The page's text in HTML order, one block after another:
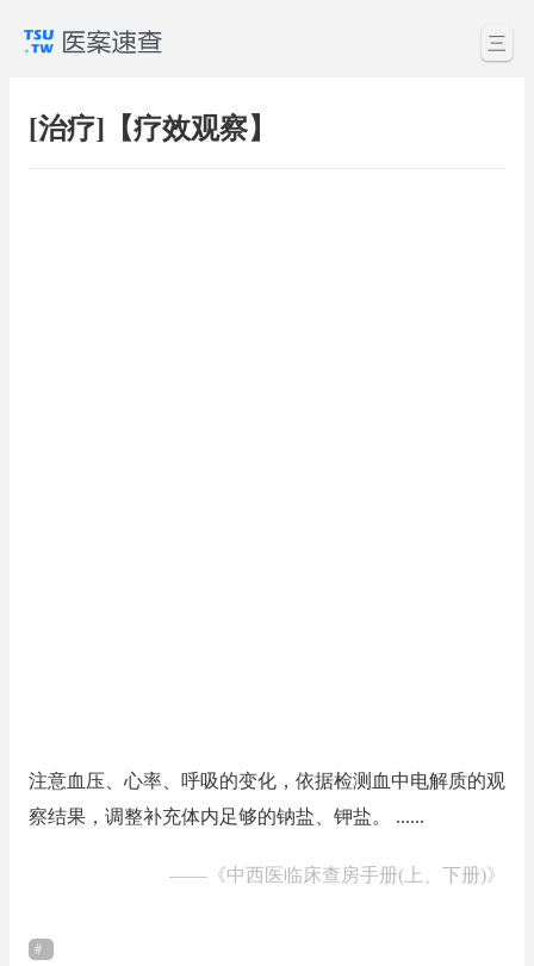
三
[治疗]【疗效观察】
注意血压、心率、呼吸的变化，依据检测血中电解质的观
察结果，调整补充体内足够的钠盐、钾盐。 ......
—— 《中西医临床查房手册(上、下册)》